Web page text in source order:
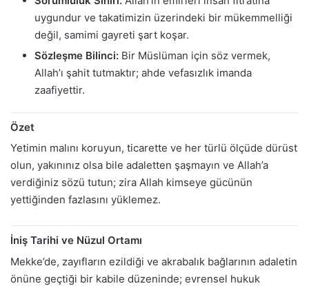
uygundur ve takatimizin üzerindeki bir mükemmelliği
değil, samimi gayreti şart koşar.
Sözleşme Bilinci: Bir Müslüman için söz vermek,
Allah’ı şahit tutmaktır; ahde vefasızlık imanda
zaafiyettir.
Özet
Yetimin malını koruyun, ticarette ve her türlü ölçüde dürüst
olun, yakınınız olsa bile adaletten şaşmayın ve Allah’a
verdiğiniz sözü tutun; zira Allah kimseye gücünün
yettiğinden fazlasını yüklemez.
İniş Tarihi ve Nüzul Ortamı
Mekke’de, zayıfların ezildiği ve akrabalık bağlarının adaletin
önüne geçtiği bir kabile düzeninde; evrensel hukuk